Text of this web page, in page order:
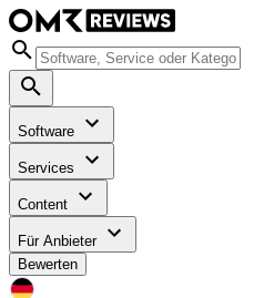
Software
Services
Content
Für Anbieter
Bewerten